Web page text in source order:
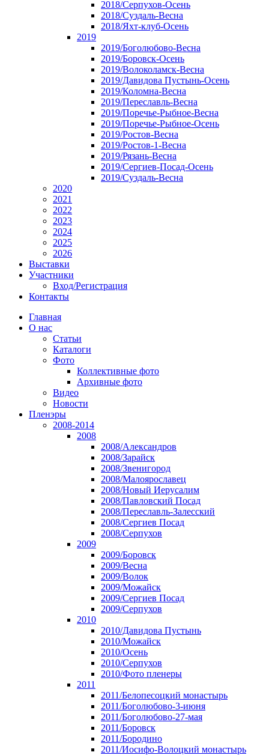
2018/Серпухов-Осень
2018/Суздаль-Весна
2018/Яхт-клуб-Осень
2019
2019/Боголюбово-Весна
2019/Боровск-Осень
2019/Волоколамск-Весна
2019/Давидова Пустынь-Осень
2019/Коломна-Весна
2019/Переславль-Весна
2019/Поречье-Рыбное-Весна
2019/Поречье-Рыбное-Осень
2019/Ростов-Весна
2019/Ростов-1-Весна
2019/Рязань-Весна
2019/Сергиев-Посад-Осень
2019/Суздаль-Весна
2020
2021
2022
2023
2024
2025
2026
Выставки
Участники
Вход/Регистрация
Контакты
Главная
О нас
Статьи
Каталоги
Фото
Коллективные фото
Архивные фото
Видео
Новости
Пленэры
2008-2014
2008
2008/Александров
2008/Зарайск
2008/Звенигород
2008/Малоярославец
2008/Новый Иерусалим
2008/Павловский Посад
2008/Переславль-Залесский
2008/Сергиев Посад
2008/Серпухов
2009
2009/Боровск
2009/Весна
2009/Волок
2009/Можайск
2009/Сергиев Посад
2009/Серпухов
2010
2010/Давидова Пустынь
2010/Можайск
2010/Осень
2010/Серпухов
2010/Фото пленеры
2011
2011/Белопесоцкий монастырь
2011/Боголюбово-3-июня
2011/Боголюбово-27-мая
2011/Боровск
2011/Бородино
2011/Иосифо-Волоцкий монастырь